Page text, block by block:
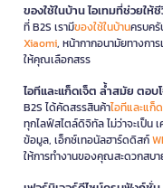
ของใช้ในบ้าน ไอเทมที่ช่วยใ
ที่ B2S เรามีของใช้ในบ้านครบครั
Xiaomi, หน้ากากอนามัยทางกา
ให้คุณเลือกสรร
ไอทีและแก็ดเจ็ต ล้ำสมัย ตอ
B2S ได้คัดสรรสินค้าไอทีและแก็
ทุกไลฟ์สไตล์ดิจิทัล ไม่ว่าจะเป็น
ข้อมูล, เอ็กซ์เทอนัลฮาร์ดดิสก์
ให้การทำงานของคุณสะดวกสบ